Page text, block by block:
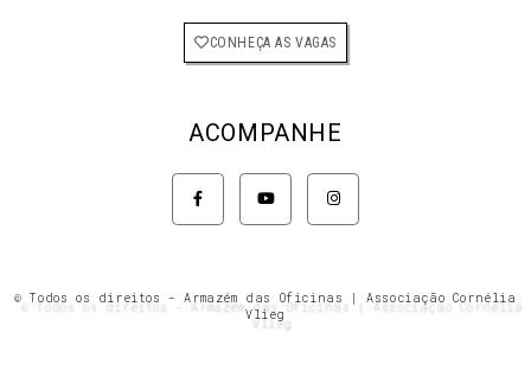
CONHEÇA AS VAGAS
ACOMPANHE
F
a
c
e
-
Y
o
u
t
I
n
s
t
m
© Todos os direitos - Armazém das Oficinas | Associação Cornélia
Vlieg